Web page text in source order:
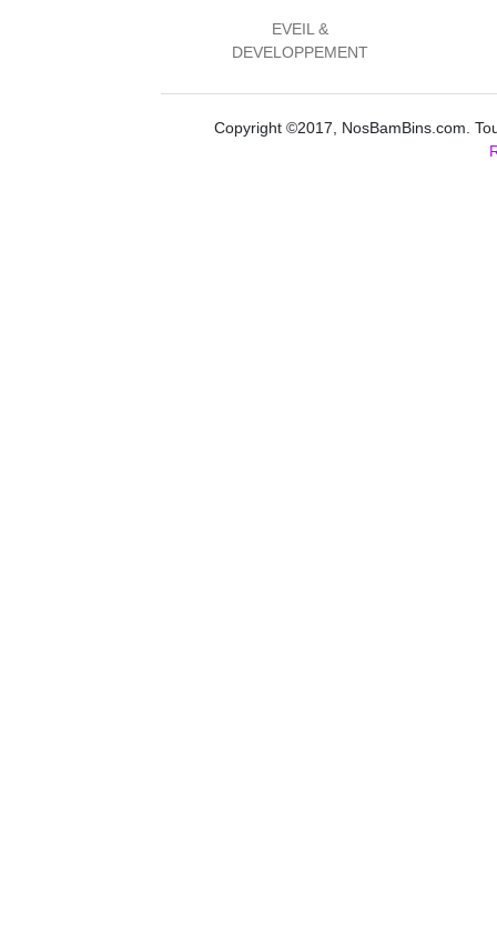
EVEIL &
DEVELOPPEMENT
Copyright ©2017, NosBamBins.com.